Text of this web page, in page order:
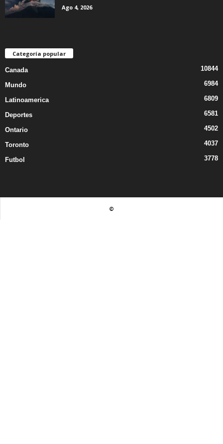
Ago 4, 2026
Categoría popular
Canada 10844
Mundo 6984
Latinoamerica 6809
Deportes 6581
Ontario 4502
Toronto 4037
Futbol 3778
©